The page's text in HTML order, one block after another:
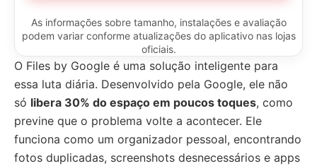
As informações sobre tamanho, instalações e avaliação
podem variar conforme atualizações do aplicativo nas lojas
oficiais.
O Files by Google é uma solução inteligente para
essa luta diária. Desenvolvido pela Google, ele não
só libera 30% do espaço em poucos toques, como
previne que o problema volte a acontecer. Ele
funciona como um organizador pessoal, encontrando
fotos duplicadas, screenshots desnecessários e apps